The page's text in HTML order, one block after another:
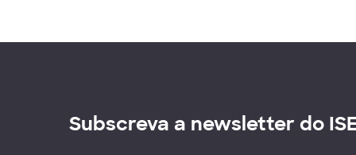
Subscreva a newsletter do